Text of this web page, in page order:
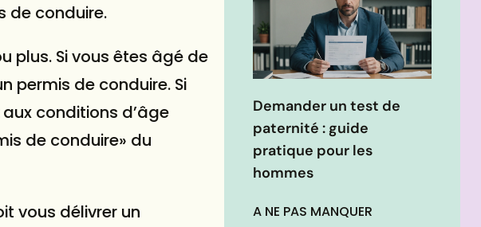
de conduire.
plus. Si vous êtes âgé de
permis de conduire. Si
conditions d’âge
de conduire» du
vous délivrer un
Demander un test de
paternité : guide
pratique pour les
hommes
A NE PAS MANQUER